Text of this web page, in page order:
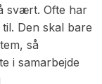
svært. Ofte har
Den skal bare
så
i samarbejde